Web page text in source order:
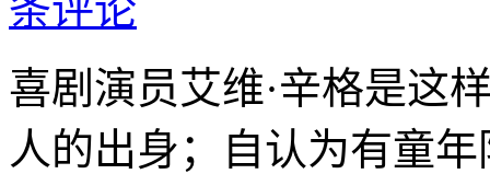
喜剧演员艾维·辛格是这
人的出身；自认为有童